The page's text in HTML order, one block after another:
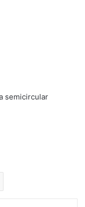
semicircular